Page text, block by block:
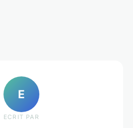
E
ECRIT PAR